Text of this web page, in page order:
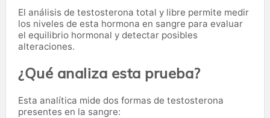
El análisis de testosterona total y libre permite medir
los niveles de esta hormona en sangre para evaluar
el equilibrio hormonal y detectar posibles
alteraciones.
¿Qué analiza esta prueba?
Esta analítica mide dos formas de testosterona
presentes en la sangre: